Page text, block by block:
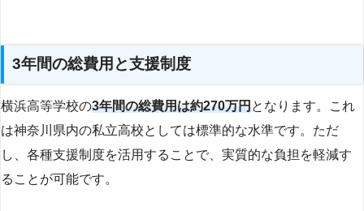
3年間の総費用と支援制度
横浜高等学校の3年間の総費用は約270万円となります。これ
は神奈川県内の私立高校としては標準的な水準です。ただ
し、各種支援制度を活用することで、実質的な負担を軽減す
ることが可能です。